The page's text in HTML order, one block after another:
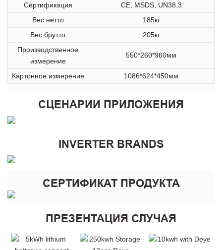
Сертификация
CE, MSDS, UN38.3
Вес нетто
185кг
Вес брутто
205кг
Производственное
измерение
550*260*960мм
Картонное измерение 1086*624*450мм
СЦЕНАРИИ ПРИЛОЖЕНИЯ
INVERTER BRANDS
СЕРТИФИКАТ ПРОДУКТА
ПРЕЗЕНТАЦИЯ СЛУЧАЯ